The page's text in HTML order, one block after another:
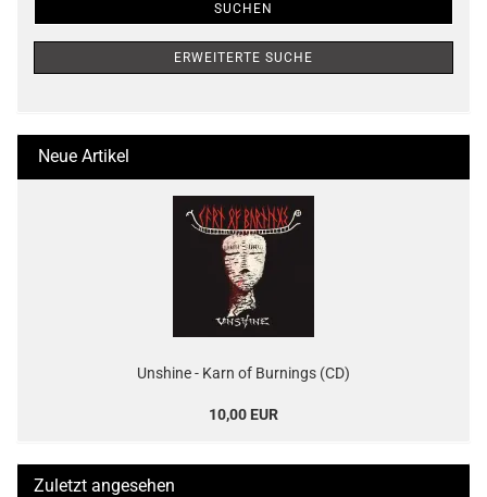
SUCHEN
ERWEITERTE SUCHE
Neue Artikel
Unshine - Karn of Burnings (CD)
10,00 EUR
Zuletzt angesehen